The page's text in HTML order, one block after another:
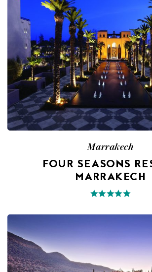
Marrakech
FOUR SEASONS
MARRAKECH